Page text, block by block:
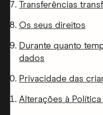
Transferências
Os seus direitos
Durante quanto
dados
Privacidade das
Alterações à